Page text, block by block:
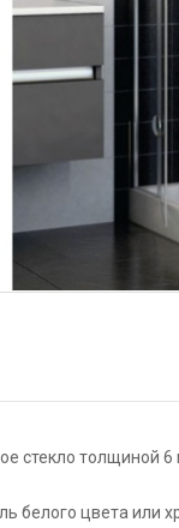
стекло толщиной
белого цвета или